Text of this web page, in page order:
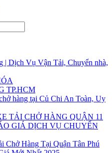
| Dịch Vụ Vận Tải, Chuyển nhà,
TP.HCM
hàng tại Củ Chi An Toàn, Uy
TẢI CHỞ HÀNG QUẬN 11
GIÁ DỊCH VỤ CHUYỂN
Chở Hàng Tại Quận Tân Phú